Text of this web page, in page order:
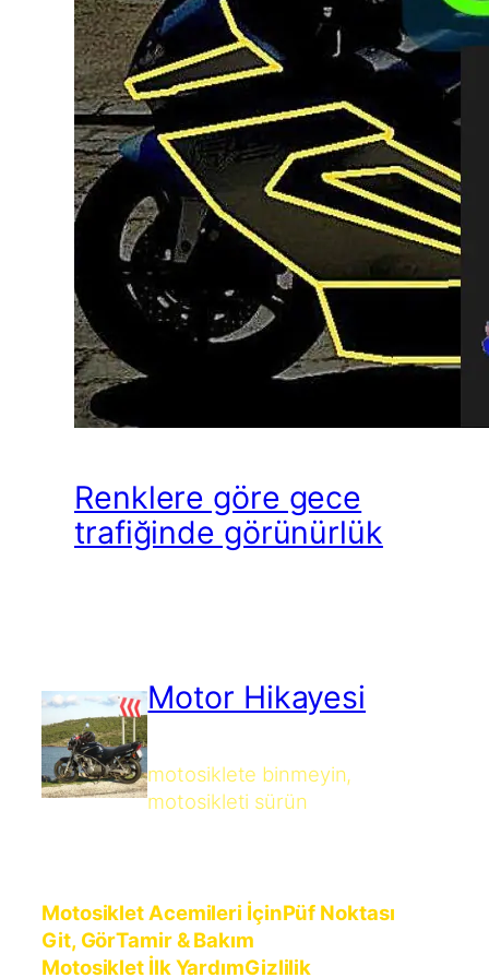
Renklere göre gece
trafiğinde görünürlük
Motor Hikayesi
motosiklete binmeyin,
motosikleti sürün
Motosiklet Acemileri İçinPüf Noktası
Git, GörTamir & Bakım
Motosiklet İlk YardımGizlilik